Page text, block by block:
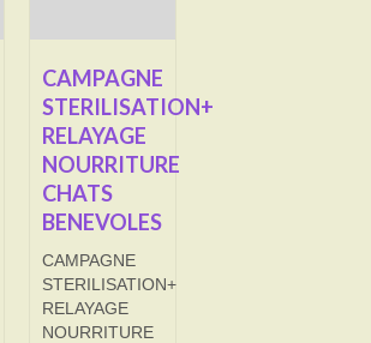
de presse
DES VEGETAUX
CAMPAGNE
STERILISATION+
RELAYAGE
NOURRITURE
CHATS
BENEVOLES
CAMPAGNE
STERILISATION+
RELAYAGE
NOURRITURE